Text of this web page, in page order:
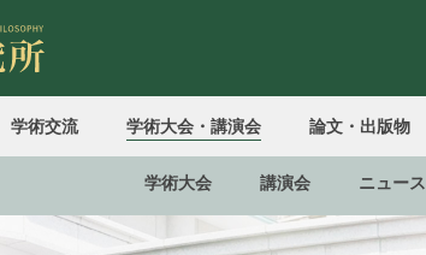
学術交流 学術大会・講演会 論文・出版物
学術大会 講演会 ニュース